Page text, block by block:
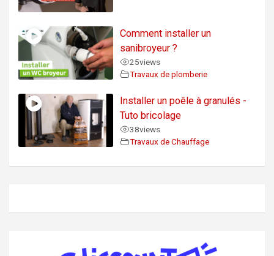
Comment installer un
sanibroyeur ?
25views
Travaux de plomberie
Installer un poêle à granulés -
Tuto bricolage
38views
Travaux de Chauffage